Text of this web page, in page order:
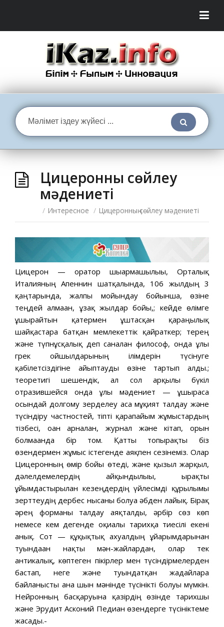
Цицеронның сөйлеу
мәдениеті
/ Интересное / Цицеронның сөйлеу мәдениеті
Цицерон — оратор шығармашылығы, Орталық
Италияның Апеннин шатқалында, 106 жылдың 3
қаңтарында, жалпы мойындау бойынша, өзіне
теңдей алмаған, ұзақ жылдар бойы,; кейде өлімге
ұшырайтын қатермен ұштасқан қараңғылық
шайқастарға батқан мемлекеттік қайраткер; терең
және түпнұсқалық деп саналған философ, онда ұлы
грек ойшылдарының ілімдерін түсінуге
қабілетсіздігіне айыптауды өзіне тартып алды.;
теоретигі шешендік, ал сол арқылы бүкіл
отразившейся онда ұлы мәдениет — ұшыраса
осындай долгому зерделеу аса мұқият талдау және
түсіндіру частностей, тіпті қарапайым жұмыстардың
тізбесі, оған арналған, журнал және кітап, орын
болмағанда бір том. Қатты топырақты біз
өзендермен жұмыс істегенде аяқпен сезінеміз. Олар
Цицеронның өмір бойы өтеді, және қызыл жарқыл,
дәлелдемелердің айқындылығы, ырғақты
ұйымдастырылған кезеңдердің үйлесімді құрылымы
зерттеудің дербес нысаны болуға әбден лайық. Бірақ
әрең форманы талдау аяқталды, әрбір сөз көп
немесе кем дегенде оқиғалы тарихқа тиесілі екені
анық. Сот — құқықтық ахуалдың ұйғарымдарынан
туындаған нақты мән-жайлардан, олар тек
антикалық, көптеген пікірлер мен түсіндірмелерден
бастап, неге және туындатқан жағдайларға
байланысты ғана шын мәнінде түсінікті болуы мүмкін.
Нейронның басқаруына қазірдің өзінде тарихшы
және Эрудит Асконий Педиан өзендерге түсініктеме
жасады.-